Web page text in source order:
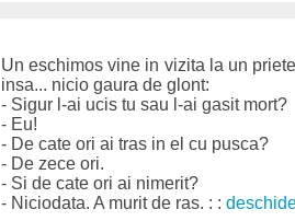
Un eschimos vine in vizita la un
insa... nicio gaura de glont:
- Sigur l-ai ucis tu sau l-ai gasit mort?
- Eu!
- De cate ori ai tras in el cu pusca?
- De zece ori.
- Si de cate ori ai nimerit?
- Niciodata. A murit de ras. : :